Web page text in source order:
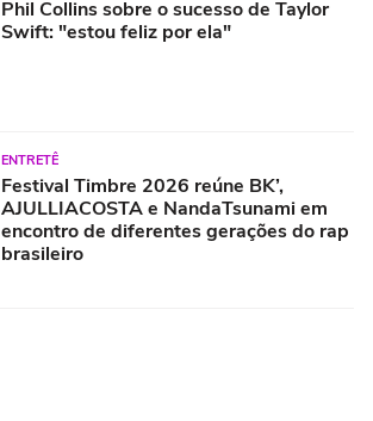
Phil Collins sobre o sucesso de Taylor
Swift: "estou feliz por ela"
ENTRETÊ
Festival Timbre 2026 reúne BK’,
AJULLIACOSTA e NandaTsunami em
encontro de diferentes gerações do rap
brasileiro